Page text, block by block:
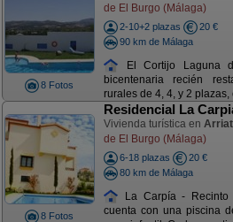
8 Fotos
de El Burgo (Málaga)
2-10+2 plazas
20 €
90 km de Málaga
El Cortijo Laguna
bicentenaria recién
rurales de 4, 4, y 2 plazas,
8 Fotos
Residencial La
Vivienda turística en
de El Burgo (Málaga)
6-18 plazas
20 €
80 km de Málaga
La Carpía - Recinto
cuenta con una piscina